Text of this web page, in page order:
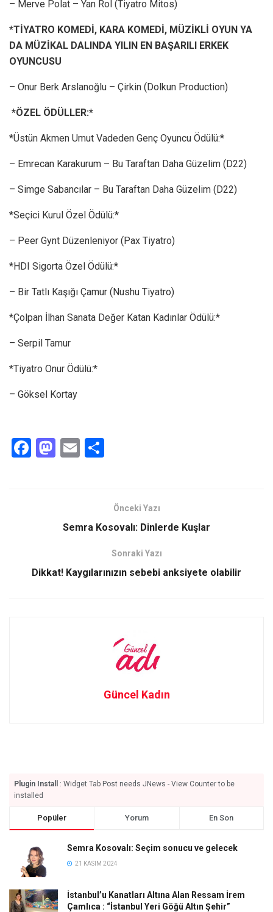
– Merve Polat – Yan Rol (Tiyatro Mitos)
*TİYATRO KOMEDİ, KARA KOMEDİ, MÜZİKLİ OYUN YA
DA MÜZİKAL DALINDA YILIN EN BAŞARILI ERKEK
OYUNCUSU
– Onur Berk Arslanoğlu – Çirkin (Dolkun Production)
*ÖZEL ÖDÜLLER:*
*Üstün Akmen Umut Vadeden Genç Oyuncu Ödülü:*
– Emrecan Karakurum – Bu Taraftan Daha Güzelim (D22)
– Simge Sabancılar – Bu Taraftan Daha Güzelim (D22)
*Seçici Kurul Özel Ödülü:*
– Peer Gynt Düzenleniyor (Pax Tiyatro)
*HDI Sigorta Özel Ödülü:*
– Bir Tatlı Kaşığı Çamur (Nushu Tiyatro)
*Çolpan İlhan Sanata Değer Katan Kadınlar Ödülü:*
– Serpil Tamur
*Tiyatro Onur Ödülü:*
– Göksel Kortay
F
k
M
d
n
E
Önceki Yazı
Semra Kosovalı: Dinlerde Kuşlar
Sonraki Yazı
Dikkat! Kaygılarınızın sebebi anksiyete olabilir
Güncel Kadın
Plugin Install
: Widget Tab Post needs JNews - View Counter to be
installed
Popüler Yorum En Son
Semra Kosovalı: Seçim sonucu ve gelecek
21 KASIM 2024
İstanbul’u Kanatları Altına Alan Ressam İrem
Çamlıca : “İstanbul Yeri Göğü Altın Şehir”